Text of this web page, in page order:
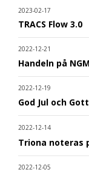
2023-02-17
TRACS Flow 3.0
2022-12-21
Handeln på
2022-12-19
God Jul och
2022-12-14
Triona noteras
2022-12-05